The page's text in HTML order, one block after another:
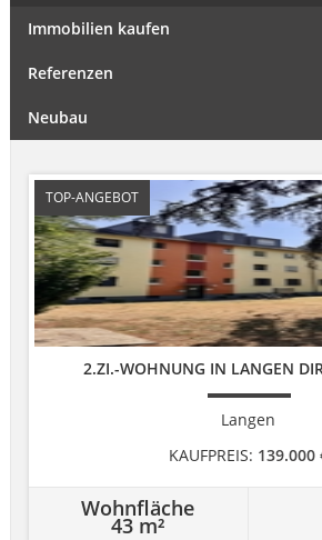
Immobilien kaufen
Referenzen
Neubau
TOP-ANGEBOT
2.ZI.-WOHNUNG IN LANGEN
Langen
KAUFPREIS: 139.000
Wohnfläche
43 m²